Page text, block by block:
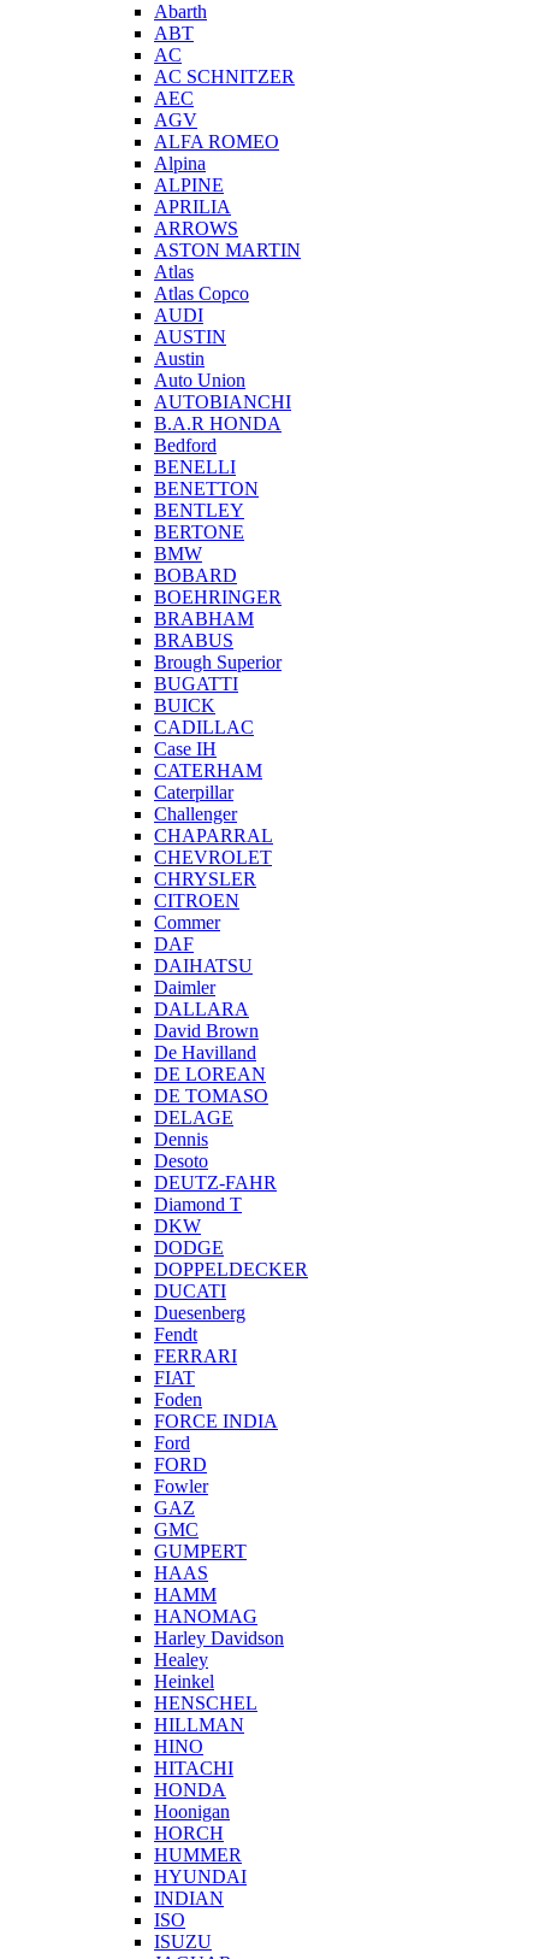
Abarth
ABT
AC
AC SCHNITZER
AEC
AGV
ALFA ROMEO
Alpina
ALPINE
APRILIA
ARROWS
ASTON MARTIN
Atlas
Atlas Copco
AUDI
AUSTIN
Austin
Auto Union
AUTOBIANCHI
B.A.R HONDA
Bedford
BENELLI
BENETTON
BENTLEY
BERTONE
BMW
BOBARD
BOEHRINGER
BRABHAM
BRABUS
Brough Superior
BUGATTI
BUICK
CADILLAC
Case IH
CATERHAM
Caterpillar
Challenger
CHAPARRAL
CHEVROLET
CHRYSLER
CITROEN
Commer
DAF
DAIHATSU
Daimler
DALLARA
David Brown
De Havilland
DE LOREAN
DE TOMASO
DELAGE
Dennis
Desoto
DEUTZ-FAHR
Diamond T
DKW
DODGE
DOPPELDECKER
DUCATI
Duesenberg
Fendt
FERRARI
FIAT
Foden
FORCE INDIA
Ford
FORD
Fowler
GAZ
GMC
GUMPERT
HAAS
HAMM
HANOMAG
Harley Davidson
Healey
Heinkel
HENSCHEL
HILLMAN
HINO
HITACHI
HONDA
Hoonigan
HORCH
HUMMER
HYUNDAI
INDIAN
ISO
ISUZU